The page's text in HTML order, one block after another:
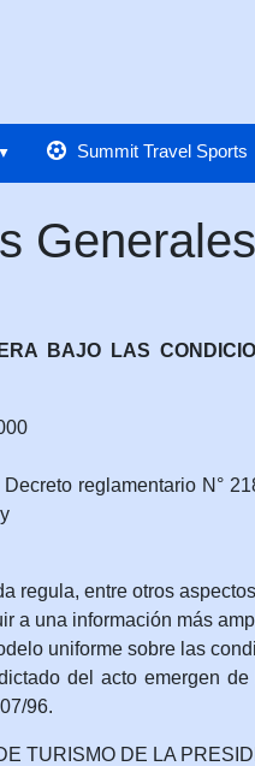
Summit Travel Sports
BAJO LAS
reglamentario N°
regula, entre otros
a una información más
uniforme sobre las
del acto emergen
96.
TURISMO DE LA